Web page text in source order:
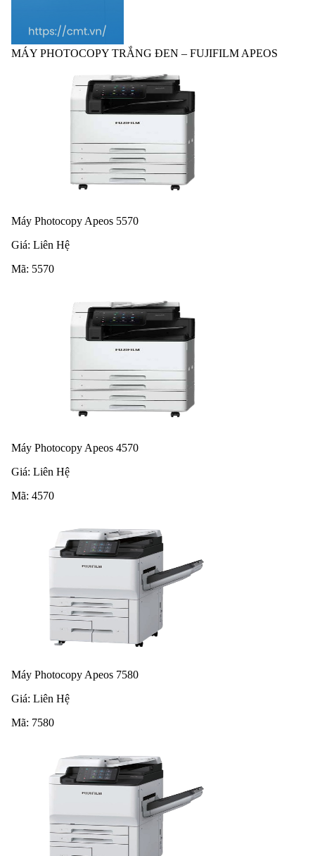
MÁY PHOTOCOPY TRẮNG ĐEN – FUJIFILM APEOS
Máy Photocopy Apeos 5570
Giá: Liên Hệ
Mã: 5570
Máy Photocopy Apeos 4570
Giá: Liên Hệ
Mã: 4570
Máy Photocopy Apeos 7580
Giá: Liên Hệ
Mã: 7580